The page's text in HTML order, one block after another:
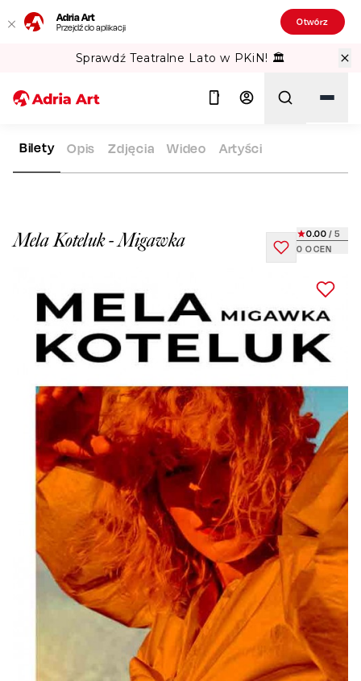
Adria Art
Przejdź do aplikacji Otwórz
Sprawdź Teatralne Lato w PKiN! 🏛️
ADRIA ART REPERTUAR MELA KOTELUK - MIGAWKA
Mela Koteluk - Migawka 0 OCEN
0.00 / 5
Bilety Opis Zdjęcia Wideo Artyści